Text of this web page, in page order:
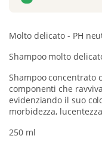
Molto delicato - PH
Shampoo molto
Shampoo concentrato
componenti che
evidenziando il suo
morbidezza,
250 ml